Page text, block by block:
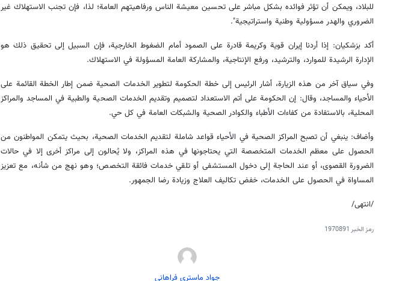
للبلاد، ويمكن أن تؤثر فوائده بشكل مباشر على تحسين معيشة الناس ورفاهيتهم العامة؛ لذا، فإن تجنب الاستهلاك غير
الضروري والهدر مسؤولية وطنية واستراتيجية".
أكد بزشكيان: إذا أردنا إيران قوية وكريمة قادرة على الصمود أمام الضغوط الخارجية، فإن السبيل إلى تحقيق ذلك هو
الإدارة الرشيدة للموارد، والترشيد، ورفع الإنتاجية، والمشاركة العامة المسؤولة في الاستهلاك.
وفي سياق آخر من هذه الزيارة، أشار الرئيس إلى خطة الحكومة لتطوير الخدمات الصحية ضمن إطار الخطة القائمة على
الأحياء والمساجد، وقال: إن الحكومة على أتم الاستعداد لتصميم وتقديم الخدمات الصحية والطبية في المساجد والمراكز
المحلية، بالاستفادة من كفاءات الأطباء والكوادر الصحية والشبكات العامة في كل حي.
وأضاف: ينبغي أن تصبح المراكز الصحية في الأحياء قواعد شاملة لتقديم الخدمات الصحية، بحيث يتمكن المواطنون من
الحصول على معظم الخدمات المتخصصة التي يحتاجونها في هذه المراكز، ولا يُحالون إلى مراكز أخرى إلا في حالات
الضرورة القصوى، أو عند الحاجة إلى دخول المستشفى أو تلقي خدمات فائقة التخصص؛ وهو نهج من شأنه، مع تعزيز
المساواة في الحصول على الخدمات، خفض تكاليف العلاج وزيادة رضا الجمهور.
/انتهى/
رمز الخبر 1970891
جواد ماستری فراهانی